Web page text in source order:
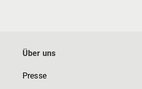
Über uns
Presse